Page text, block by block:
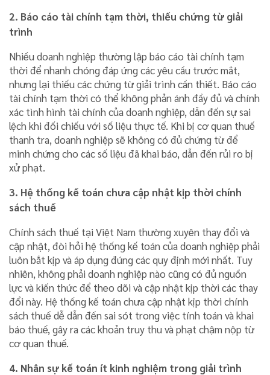
2. Báo cáo tài chính tạm thời, thiếu chứng từ giải
trình
Nhiều doanh nghiệp thường lập báo cáo tài chính tạm
thời để nhanh chóng đáp ứng các yêu cầu trước mắt,
nhưng lại thiếu các chứng từ giải trình cần thiết. Báo cáo
tài chính tạm thời có thể không phản ánh đầy đủ và chính
xác tình hình tài chính của doanh nghiệp, dẫn đến sự sai
lệch khi đối chiếu với số liệu thực tế. Khi bị cơ quan thuế
thanh tra, doanh nghiệp sẽ không có đủ chứng từ để
minh chứng cho các số liệu đã khai báo, dẫn đến rủi ro bị
xử phạt.
3. Hệ thống kế toán chưa cập nhật kịp thời chính
sách thuế
Chính sách thuế tại Việt Nam thường xuyên thay đổi và
cập nhật, đòi hỏi hệ thống kế toán của doanh nghiệp phải
luôn bắt kịp và áp dụng đúng các quy định mới nhất. Tuy
nhiên, không phải doanh nghiệp nào cũng có đủ nguồn
lực và kiến thức để theo dõi và cập nhật kịp thời các thay
đổi này. Hệ thống kế toán chưa cập nhật kịp thời chính
sách thuế dễ dẫn đến sai sót trong việc tính toán và khai
báo thuế, gây ra các khoản truy thu và phạt chậm nộp từ
cơ quan thuế.
4. Nhân sự kế toán ít kinh nghiệm trong giải trình